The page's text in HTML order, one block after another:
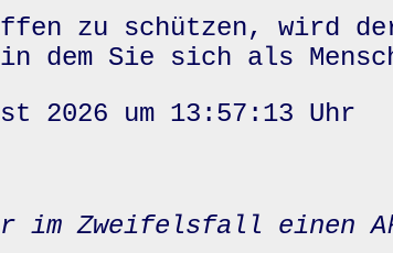
zu schützen, wird
dem Sie sich als
2026 um 13:57:13 Uhr
im Zweifelsfall einen